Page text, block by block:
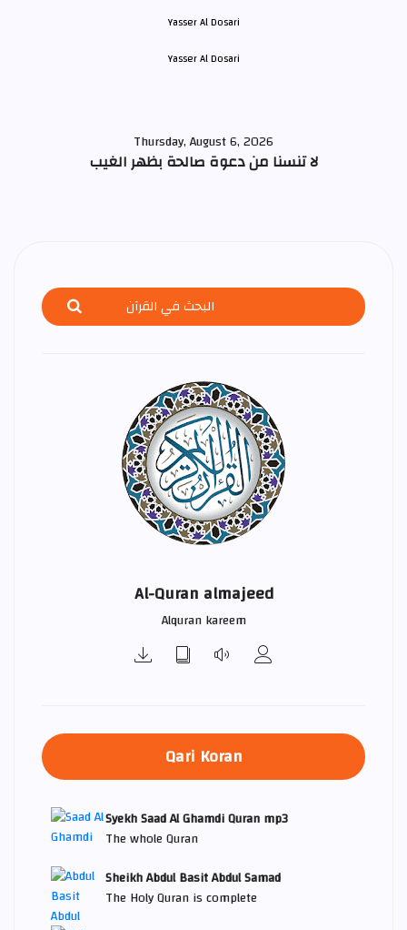
Yasser Al Dosari
Thursday, August 6, 2026
لا تنسنا من دعوة صالحة بظهر الغيب
Al-Quran almajeed
Alquran kareem
Qari Koran
Syekh Saad Al Ghamdi Quran mp3
The whole Quran
Sheikh Abdul Basit Abdul Samad
The Holy Quran is complete